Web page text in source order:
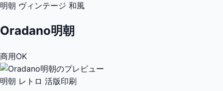
明朝 ヴィンテージ 和風
Oradano明朝
商用OK
明朝 レトロ 活版印刷